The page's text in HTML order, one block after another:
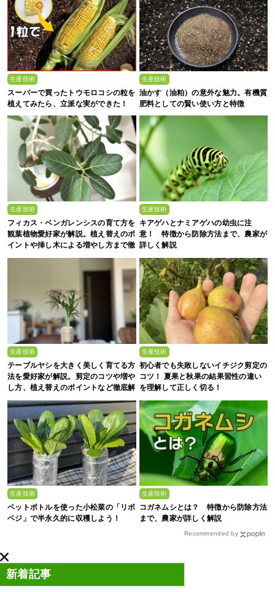
生産技術
スーパーで買ったトウモロコシの粒を
植えてみたら、立派な実ができた！
生産技術
油かす（油粕）の意外な魅力。有機質
肥料としての賢い使い方と特徴
生産技術
フィカス・ベンガレンシスの育て方を
観葉植物愛好家が解説。植え替えのポ
イントや挿し木による増やし方まで徹
底解説
生産技術
キアゲハとナミアゲハの幼虫に注
意！ 特徴から防除方法まで、農家が
詳しく解説
生産技術
テーブルヤシを大きく美しく育てる方
法を愛好家が解説。剪定のコツや増や
し方、植え替えのポイントなど徹底解
生産技術
初心者でも失敗しないイチジク剪定の
コツ！ 夏果と秋果の結果習性の違い
を理解して正しく切る！
生産技術
ペットボトルを使った小松菜の「リボ
ベジ」で半永久的に収穫しよう！
生産技術
コガネムシとは？ 特徴から防除方法
まで、農家が詳しく解説
Recommended by
新着記事